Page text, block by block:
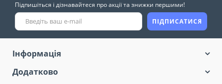
Підпишіться і дізнавайтеся про акції та знижки першими!
ПІДПИСАТИСЯ
Інформація
Додатково